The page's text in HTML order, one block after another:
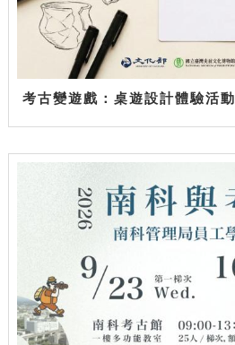
考古變遊戲：桌遊設計體驗活動